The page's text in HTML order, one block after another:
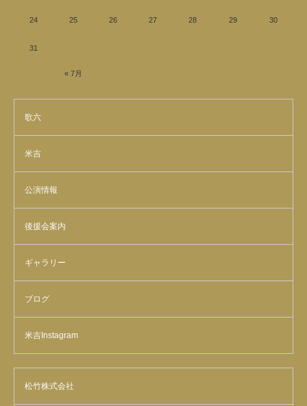
« 7月
24 25 26 27 28 29 30
31
歌六
米吉
公演情報
後援会案内
ギャラリー
ブログ
米吉Instagram
松竹株式会社